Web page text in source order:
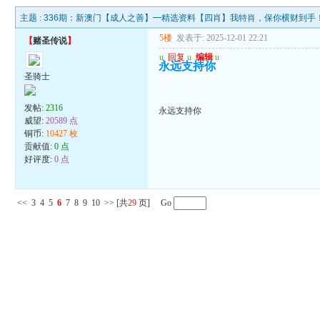
主题 :336期：新澳门【成人之善】━精选资料【四肖】我特肖，保你横财到手
【赌圣传说】
圣骑士
发帖:2316
威望:20589 点
铜币: 10427 枚
贡献值:0 点
好评度:0 点
5楼 发表于: 2025-12-01 22:21
u 回复 u 编辑 u
永远支持你
永远支持你
<< 3 4 5 6 7 8 9 10 >> [共29 页] Go